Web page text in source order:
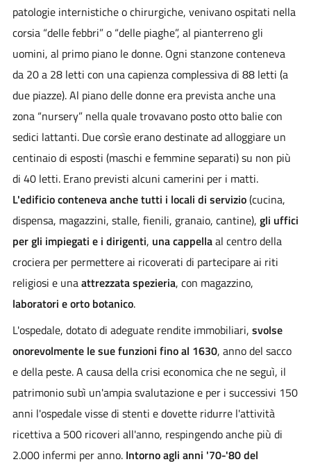
patologie internistiche o chirurgiche, venivano ospitati nella
corsia “delle febbri” o “delle piaghe”, al pianterreno gli
uomini, al primo piano le donne. Ogni stanzone conteneva
da 20 a 28 letti con una capienza complessiva di 88 letti (a
due piazze). Al piano delle donne era prevista anche una
zona “nursery” nella quale trovavano posto otto balie con
sedici lattanti. Due corsìe erano destinate ad alloggiare un
centinaio di esposti (maschi e femmine separati) su non più
di 40 letti. Erano previsti alcuni camerini per i matti.
L'edificio conteneva anche tutti i locali di servizio(cucina,
dispensa, magazzini, stalle, fienili, granaio, cantine), gli uffici
per gli impiegati e i dirigenti, una cappellaal centro della
crociera per permettere ai ricoverati di partecipare ai riti
religiosi e unaattrezzata spezieria, con magazzino,
laboratori e orto botanico.
L'ospedale, dotato di adeguate rendite immobiliari, svolse
onorevolmente le sue funzioni fino al 1630, anno del sacco
e della peste. A causa della crisi economica che ne seguì, il
patrimonio subì un'ampia svalutazione e per i successivi 150
anni l'ospedale visse di stenti e dovette ridurre l'attività
ricettiva a 500 ricoveri all'anno, respingendo anche più di
2.000 infermi per anno. Intorno agli anni '70-'80 del